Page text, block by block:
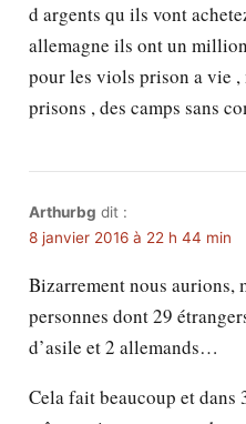
d argents qu ils vont
allemagne ils ont un
pour les viols prison a vie ,
prisons , des camps sans
Arthurbg dit :
8 janvier 2016 à 22 h 44 min
Bizarrement nous aurions,
personnes dont 29
d’asile et 2 allemands…
Cela fait beaucoup et dans